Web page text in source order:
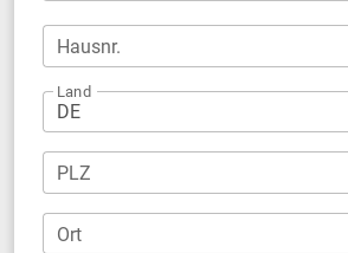
Hausnr.
Land
PLZ
Ort